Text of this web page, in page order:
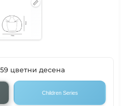
цветни десена
Children Series